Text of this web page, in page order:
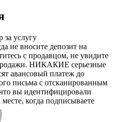
за услугу
не вносите депозит на
с продавцом, не увидите
НИКАКИЕ серьезные
авансовый платеж до
письма с отсканированным
вы идентифицировали
когда подписываете